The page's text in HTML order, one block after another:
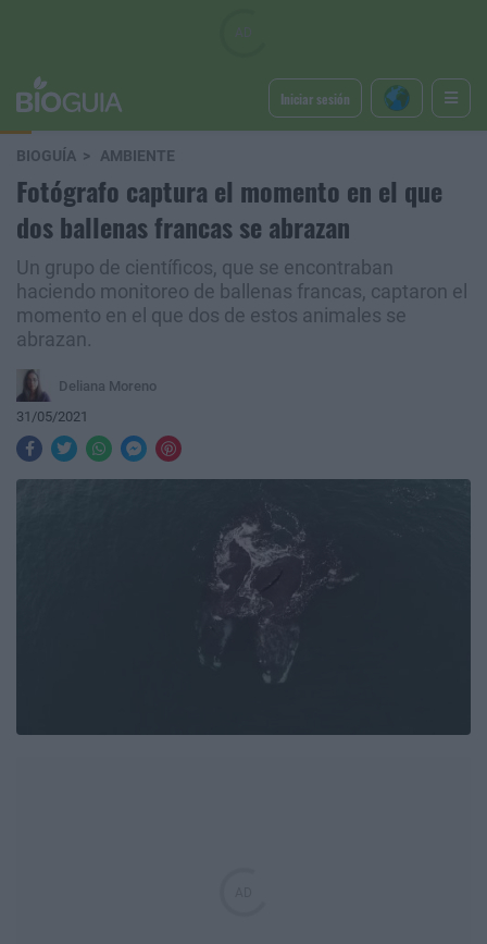
Iniciar sesión
BIOGUÍA AMBIENTE
Fotógrafo captura el momento en el que
dos ballenas francas se abrazan
Un grupo de científicos, que se encontraban
haciendo monitoreo de ballenas francas, captaron el
momento en el que dos de estos animales se
abrazan.
Deliana Moreno
31/05/2021